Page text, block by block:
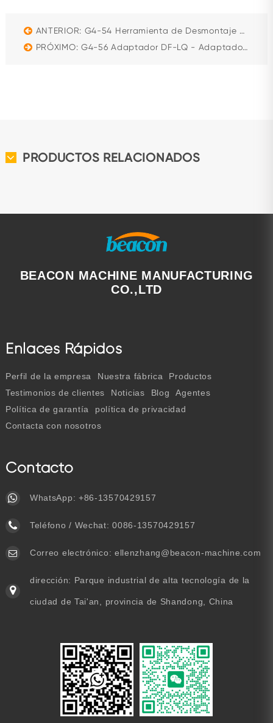
ANTERIOR: G4-54 Herramienta de Desmontaje y Montaje de Bomba Simple Longqing - Herramienta de Servicio EUP Longqing
PRÓXIMO: G4-56 Adaptador DF-LQ - Adaptador de Inyección de Combustible Diésel para Series DF y LQ
PRODUCTOS RELACIONADOS
BEACON MACHINE MANUFACTURING
CO.,LTD
Enlaces Rápidos
Perfil de la empresa Nuestra fábrica
Productos
Testimonios de clientes
Noticias Blog
Agentes
Política de garantía
política de privacidad
Contacta con nosotros
Contacto
WhatsApp: +86-13570429157
Teléfono / Wechat:0086-13570429157
Correo electrónico: ellenzhang@beacon-machine.com
dirección: Parque industrial de alta tecnología de la
ciudad de Tai'an, provincia de Shandong, China